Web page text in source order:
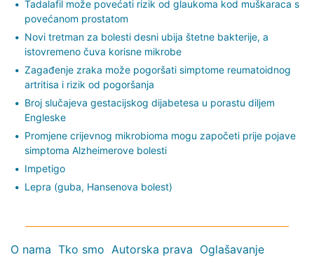
Tadalafil može povećati rizik od glaukoma kod muškaraca s
povećanom prostatom
Novi tretman za bolesti desni ubija štetne bakterije, a
istovremeno čuva korisne mikrobe
Zagađenje zraka može pogoršati simptome reumatoidnog
artritisa i rizik od pogoršanja
Broj slučajeva gestacijskog dijabetesa u porastu diljem
Engleske
Promjene crijevnog mikrobioma mogu započeti prije pojave
simptoma Alzheimerove bolesti
Impetigo
Lepra (guba, Hansenova bolest)
O nama Tko smo Autorska prava Oglašavanje